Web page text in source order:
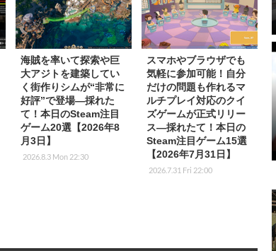
海賊を率いて探索や巨
大アジトを建築してい
く街作りシムが“非常に
好評”で登場―採れた
て！本日のSteam注目
ゲーム20選【2026年8
月3日】
2026.8.3 Mon 22:30
スマホやブラウザでも
気軽に参加可能！自分
だけの問題も作れるマ
ルチプレイ対応のクイ
ズゲームが正式リリー
ス―採れたて！本日の
Steam注目ゲーム15選
【2026年7月31日】
2026.7.31 Fri 22:00